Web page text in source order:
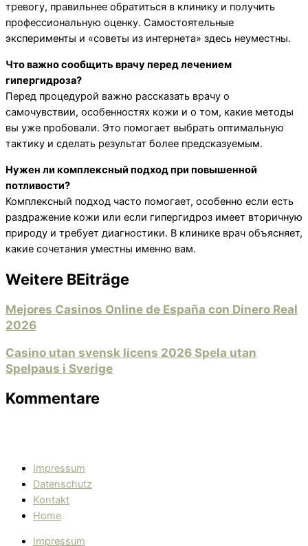
тревогу, правильнее обратиться в клинику и получить
профессиональную оценку. Самостоятельные
эксперименты и «советы из интернета» здесь неуместны.
Что важно сообщить врачу перед лечением
гипергидроза?
Перед процедурой важно рассказать врачу о
самочувствии, особенностях кожи и о том, какие методы
вы уже пробовали. Это помогает выбрать оптимальную
тактику и сделать результат более предсказуемым.
Нужен ли комплексный подход при повышенной
потливости?
Комплексный подход часто помогает, особенно если есть
раздражение кожи или если гипергидроз имеет вторичную
природу и требует диагностики. В клинике врач объясняет,
какие сочетания уместны именно вам.
Weitere BEiträge
Mejores Casinos Online de España con Dinero Real
2026
Casino utan svensk licens 2026 Spela utan
Spelpaus i Sverige
Kommentare
Impressum
Datenschutz
Kontakt
Home
Impressum